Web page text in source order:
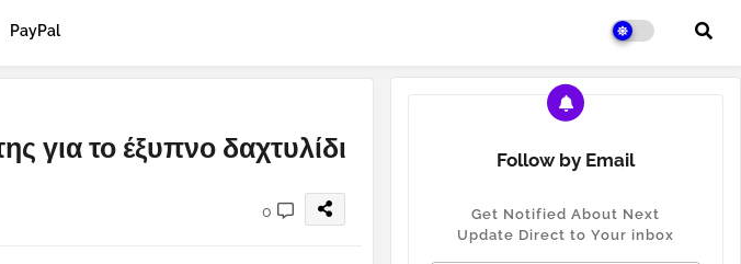
PayPal
για το έξυπνο δαχτυλίδι
0
Follow by Email
Get Notified About Next
Update Direct to Your inbox